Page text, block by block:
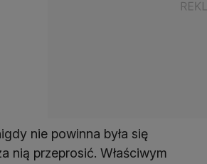
nie powinna była się
nią przeprosić. Właściwym